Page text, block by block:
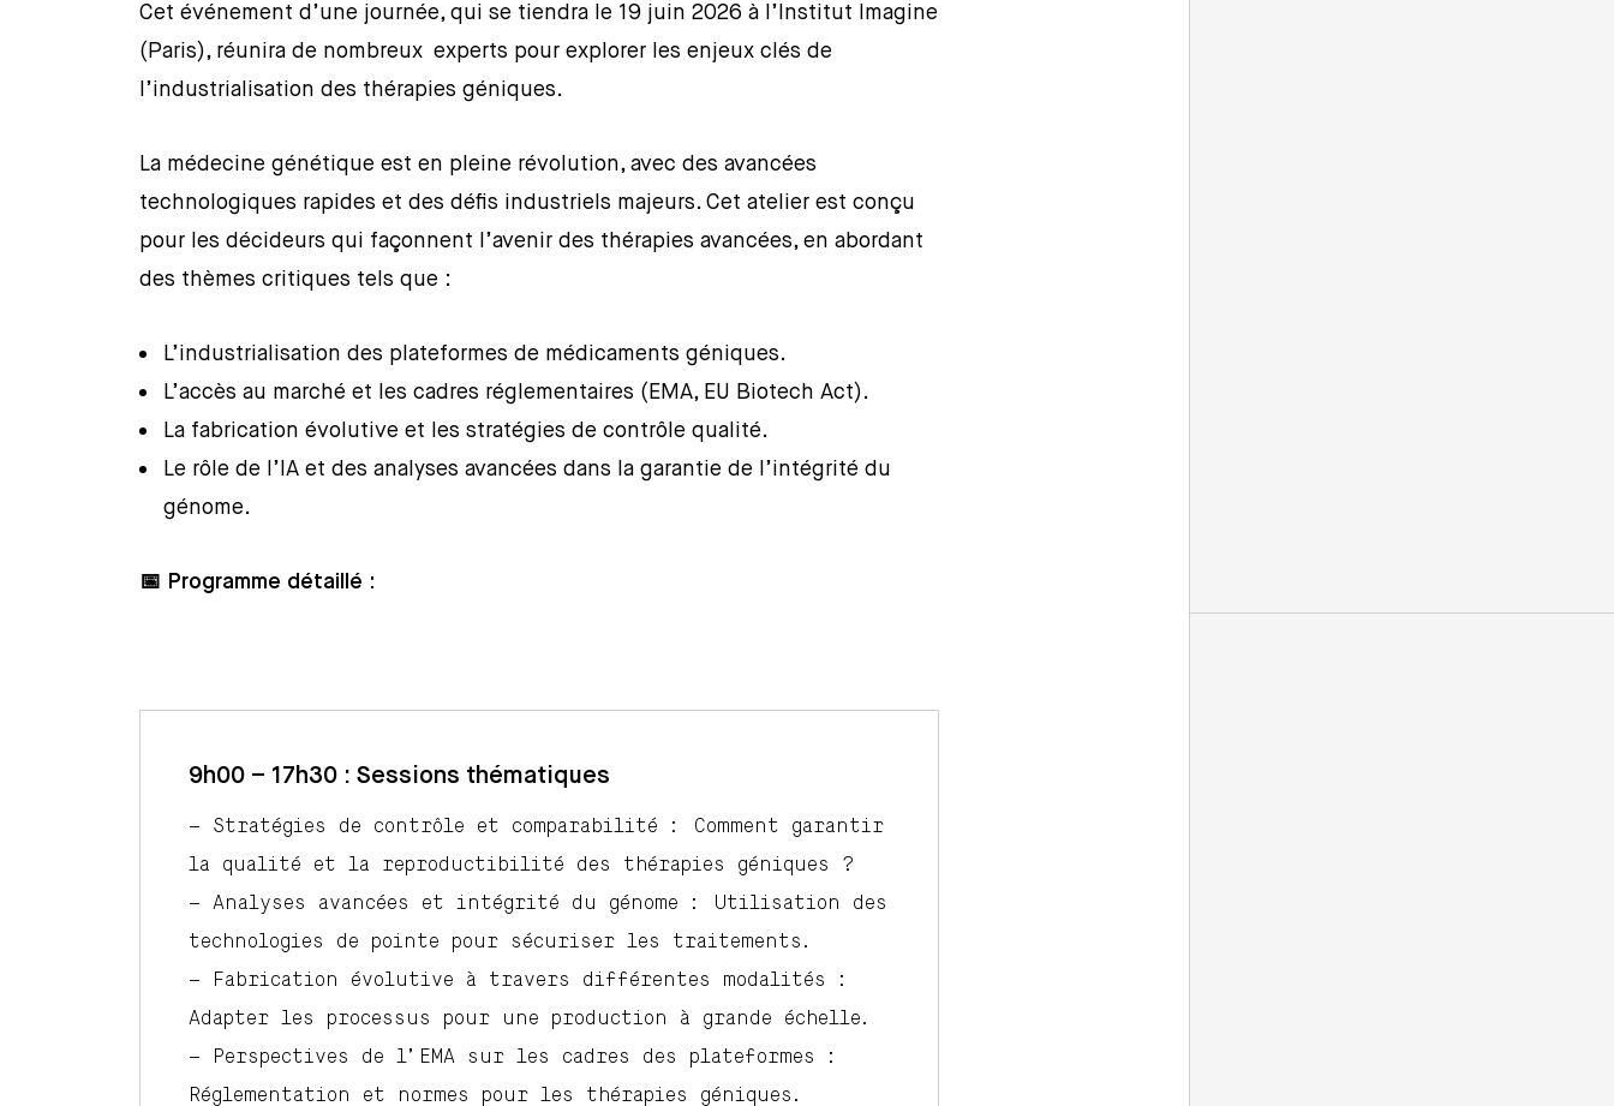
Cet événement d’une journée, qui se tiendra le 19 juin 2026 à l’Institut Imagine
(Paris), réunira de nombreux experts pour explorer les enjeux clés de
l’industrialisation des thérapies géniques.
La médecine génétique est en pleine révolution, avec des avancées
technologiques rapides et des défis industriels majeurs. Cet atelier est conçu
pour les décideurs qui façonnent l’avenir des thérapies avancées, en abordant
des thèmes critiques tels que :
L’industrialisation des plateformes de médicaments géniques.
L’accès au marché et les cadres réglementaires (EMA, EU Biotech Act).
La fabrication évolutive et les stratégies de contrôle qualité.
Le rôle de l’IA et des analyses avancées dans la garantie de l’intégrité du
génome.
📅 Programme détaillé :
9h00 – 17h30 : Sessions thématiques
– Stratégies de contrôle et comparabilité : Comment garantir
la qualité et la reproductibilité des thérapies géniques ?
– Analyses avancées et intégrité du génome : Utilisation des
technologies de pointe pour sécuriser les traitements.
– Fabrication évolutive à travers différentes modalités :
Adapter les processus pour une production à grande échelle.
– Perspectives de l’EMA sur les cadres des plateformes :
Réglementation et normes pour les thérapies géniques.